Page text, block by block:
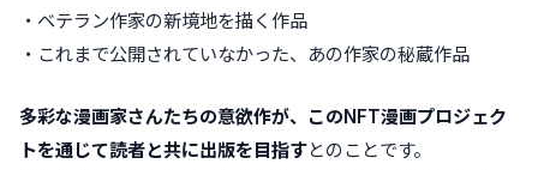
・ベテラン作家の新境地を描く作品
・これまで公開されていなかった、あの作家の秘蔵作品
多彩な漫画家さんたちの意欲作が、このNFT漫画プロジェク
トを通じて読者と共に出版を目指すとのことです。